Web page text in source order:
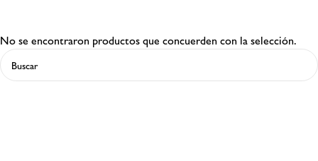
No se encontraron productos que concuerden con la selección.